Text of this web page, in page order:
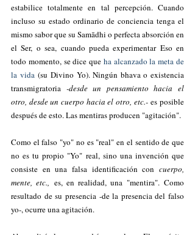
estabilice totalmente en tal percepción. Cuando
incluso su estado ordinario de conciencia tenga el
mismo saborque su Samādhi o perfecta absorción en
el Ser, o sea, cuando pueda experimentar Eso en
todo momento, se dice que ha alcanzado la meta de
la vida (su Divino Yo). Ningún bhava o existencia
transmigratoria -desde un pensamiento hacia el
otro, desde un cuerpo hacia el otro, etc.- es posible
después de esto. Las mentiras producen "agitación".
Como el falso "yo" no es "real" en el sentido de que
no es tu propio "Yo" real, sino una invención que
consiste en una falsa identificación con cuerpo,
mente, etc., es, en realidad, una "mentira". Como
resultado de su presencia -de la presencia del falso
yo-, ocurre una agitación.